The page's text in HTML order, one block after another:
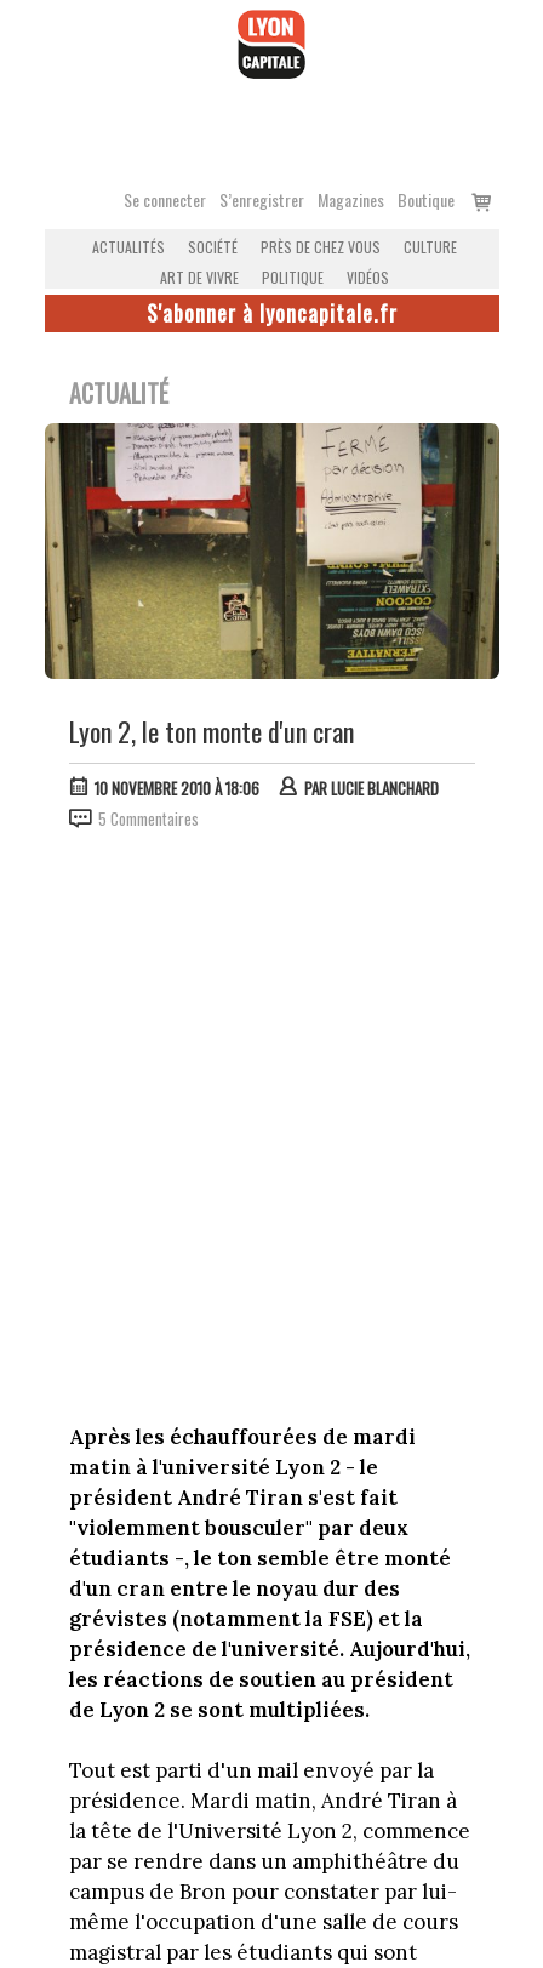
Se connecter S’enregistrer Magazines Boutique
Voir
ACTUALITÉS SOCIÉTÉ PRÈS DE CHEZ VOUS
CULTURE
ART DE VIVRE
POLITIQUE VIDÉOS
S'abonner à lyoncapitale.fr
ACTUALITÉ
Lyon 2, le ton monte d'un cran
10 NOVEMBRE 2010 À 18:06 PARLUCIE BLANCHARD
5 Commentaires
Après les échauffourées de mardi
matin à l'université Lyon 2 - le
président André Tiran s'est fait
"violemment bousculer" par deux
étudiants -, le ton semble être monté
d'un cran entre le noyau dur des
grévistes (notamment la FSE) et la
présidence de l'université. Aujourd'hui,
les réactions de soutien au président
de Lyon 2 se sont multipliées.
Tout est parti d'un mail envoyé par la
présidence. Mardi matin, André Tiran à
la tête de l'Université Lyon 2, commence
par se rendre dans un amphithéâtre du
campus de Bron pour constater par lui-
même l'occupation d'une salle de cours
magistral par les étudiants qui sont